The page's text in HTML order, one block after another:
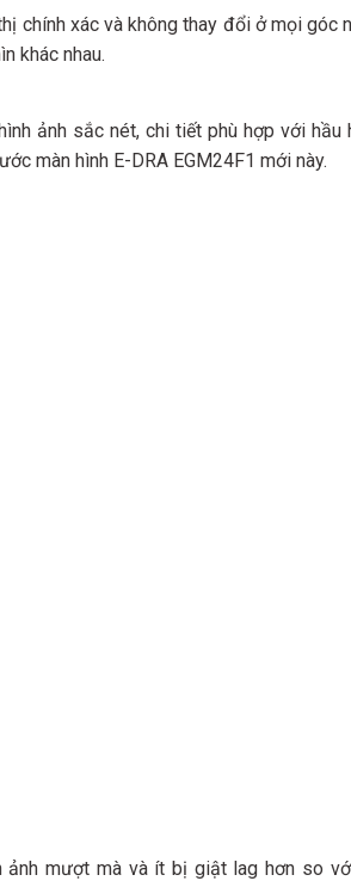
chính xác và không thay đổi ở mọi góc
khác nhau.
ảnh sắc nét, chi tiết phù hợp với
màn hình E-DRA EGM24F1 mới này.
mượt mà và ít bị giật lag hơn so